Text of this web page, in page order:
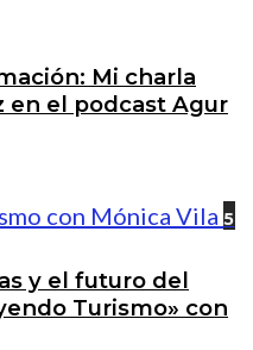
Mi charla
en el podcast Agur
5
y el futuro del
Turismo» con